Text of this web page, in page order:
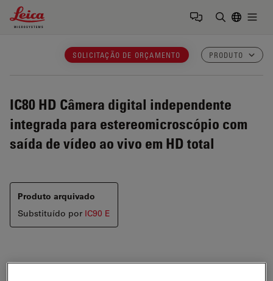
Leica Microsystems Logo
SOLICITAÇÃO DE ORÇAMENTO PRODUTO
IC80 HD Câmera digital independente
integrada para estereomicroscópio com
saída de vídeo ao vivo em HD total
Produto arquivado
Substituído por IC90 E